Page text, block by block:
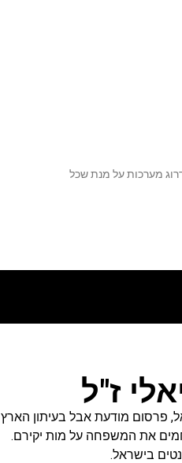
ז"ל
, פרסום מודעת אבל בעיתון הארץ
את המשפחה על מות יקירם.
בישראל.